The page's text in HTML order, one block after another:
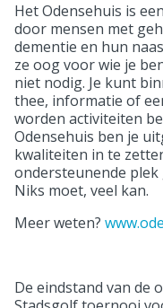
Het Odensehuis is
door mensen met
dementie en hun
ze oog voor wie je
niet nodig. Je kunt
thee, informatie of
worden activiteiten
Odensehuis ben je
kwaliteiten in te
ondersteunende plek
Niks moet, veel kan.
Meer weten?
De eindstand van de